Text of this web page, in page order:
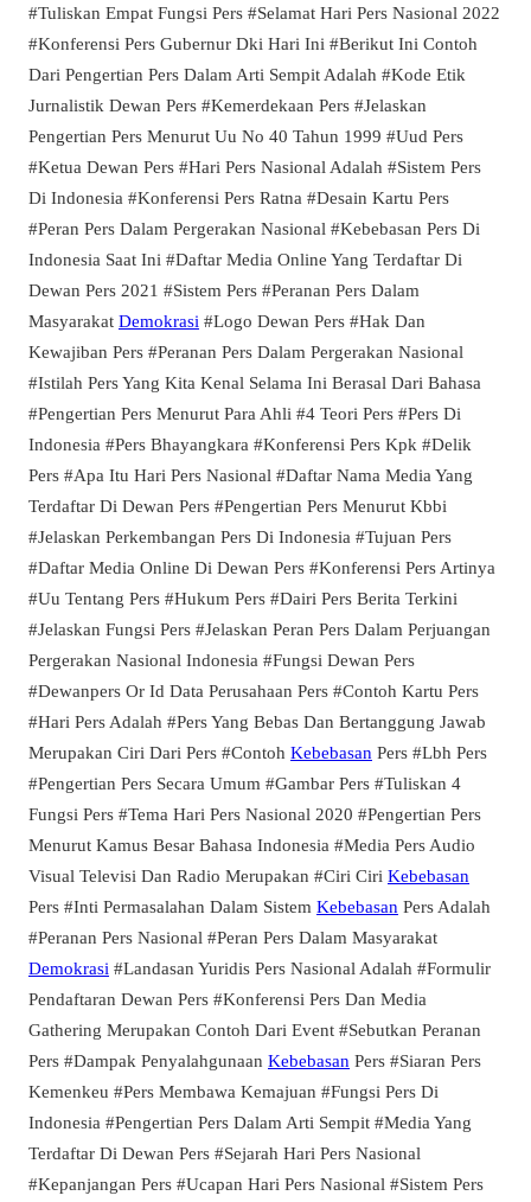
#Tuliskan Empat Fungsi Pers #Selamat Hari Pers Nasional 2022
#Konferensi Pers Gubernur Dki Hari Ini #Berikut Ini Contoh
Dari Pengertian Pers Dalam Arti Sempit Adalah #Kode Etik
Jurnalistik Dewan Pers #Kemerdekaan Pers #Jelaskan
Pengertian Pers Menurut Uu No 40 Tahun 1999 #Uud Pers
#Ketua Dewan Pers #Hari Pers Nasional Adalah #Sistem Pers
Di Indonesia #Konferensi Pers Ratna #Desain Kartu Pers
#Peran Pers Dalam Pergerakan Nasional #Kebebasan Pers Di
Indonesia Saat Ini #Daftar Media Online Yang Terdaftar Di
Dewan Pers 2021 #Sistem Pers #Peranan Pers Dalam
Masyarakat Demokrasi #Logo Dewan Pers #Hak Dan
Kewajiban Pers #Peranan Pers Dalam Pergerakan Nasional
#Istilah Pers Yang Kita Kenal Selama Ini Berasal Dari Bahasa
#Pengertian Pers Menurut Para Ahli #4 Teori Pers #Pers Di
Indonesia #Pers Bhayangkara #Konferensi Pers Kpk #Delik
Pers #Apa Itu Hari Pers Nasional #Daftar Nama Media Yang
Terdaftar Di Dewan Pers #Pengertian Pers Menurut Kbbi
#Jelaskan Perkembangan Pers Di Indonesia #Tujuan Pers
#Daftar Media Online Di Dewan Pers #Konferensi Pers Artinya
#Uu Tentang Pers #Hukum Pers #Dairi Pers Berita Terkini
#Jelaskan Fungsi Pers #Jelaskan Peran Pers Dalam Perjuangan
Pergerakan Nasional Indonesia #Fungsi Dewan Pers
#Dewanpers Or Id Data Perusahaan Pers #Contoh Kartu Pers
#Hari Pers Adalah #Pers Yang Bebas Dan Bertanggung Jawab
Merupakan Ciri Dari Pers #Contoh Kebebasan Pers #Lbh Pers
#Pengertian Pers Secara Umum #Gambar Pers #Tuliskan 4
Fungsi Pers #Tema Hari Pers Nasional 2020 #Pengertian Pers
Menurut Kamus Besar Bahasa Indonesia #Media Pers Audio
Visual Televisi Dan Radio Merupakan #Ciri Ciri Kebebasan
Pers #Inti Permasalahan Dalam Sistem Kebebasan Pers Adalah
#Peranan Pers Nasional #Peran Pers Dalam Masyarakat
Demokrasi #Landasan Yuridis Pers Nasional Adalah #Formulir
Pendaftaran Dewan Pers #Konferensi Pers Dan Media
Gathering Merupakan Contoh Dari Event #Sebutkan Peranan
Pers #Dampak Penyalahgunaan Kebebasan Pers #Siaran Pers
Kemenkeu #Pers Membawa Kemajuan #Fungsi Pers Di
Indonesia #Pengertian Pers Dalam Arti Sempit #Media Yang
Terdaftar Di Dewan Pers #Sejarah Hari Pers Nasional
#Kepanjangan Pers #Ucapan Hari Pers Nasional #Sistem Pers